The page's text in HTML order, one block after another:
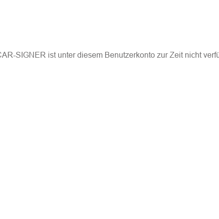
SIGNER ist unter diesem Benutzerkonto zur Zeit nicht